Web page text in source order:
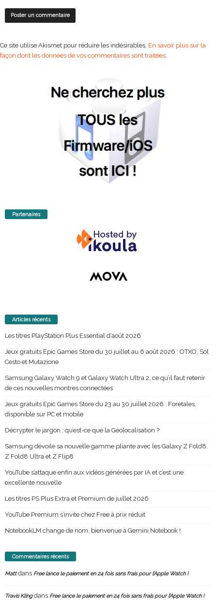
Ce site utilise Akismet pour réduire les indésirables. En savoir plus sur la
façon dont les données de vos commentaires sont traitées
Partenaires
Articles récents
Les titres PlayStation Plus Essential d’août 2026
Jeux gratuits Epic Games Store du 30 juillet au 6 août 2026 : OTXO, Sol
Cesto et Mutazione
Samsung Galaxy Watch 9 et Galaxy Watch Ultra 2, ce qu’il faut retenir
de ces nouvelles montres connectées
Jeux gratuits Epic Games Store du 23 au 30 juillet 2026 : Foretales,
disponible sur PC et mobile
Décrypter le jargon : qu’est-ce que la Géolocalisation ?
Samsung dévoile sa nouvelle gamme pliante avec les Galaxy Z Fold8,
Z Fold8 Ultra et Z Flip8
YouTube s’attaque enfin aux vidéos générées par IA et c’est une
excellente nouvelle
Les titres PS Plus Extra et Premium de juillet 2026
YouTube Premium s’invite chez Free à prix réduit
NotebookLM change de nom, bienvenue à Gemini Notebook !
Commentaires récents
Mattdans Free lance le paiement en 24 fois sans frais pour l’Apple Watch !
Travis Klingdans Free lance le paiement en 24 fois sans frais pour l’Apple Watch !